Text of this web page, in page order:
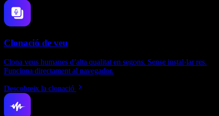
Clonació de veu
Clona veus humanes d’alta qualitat en segons. Sense instal·lar res.
Funciona directament al navegador.
Descobreix la clonació